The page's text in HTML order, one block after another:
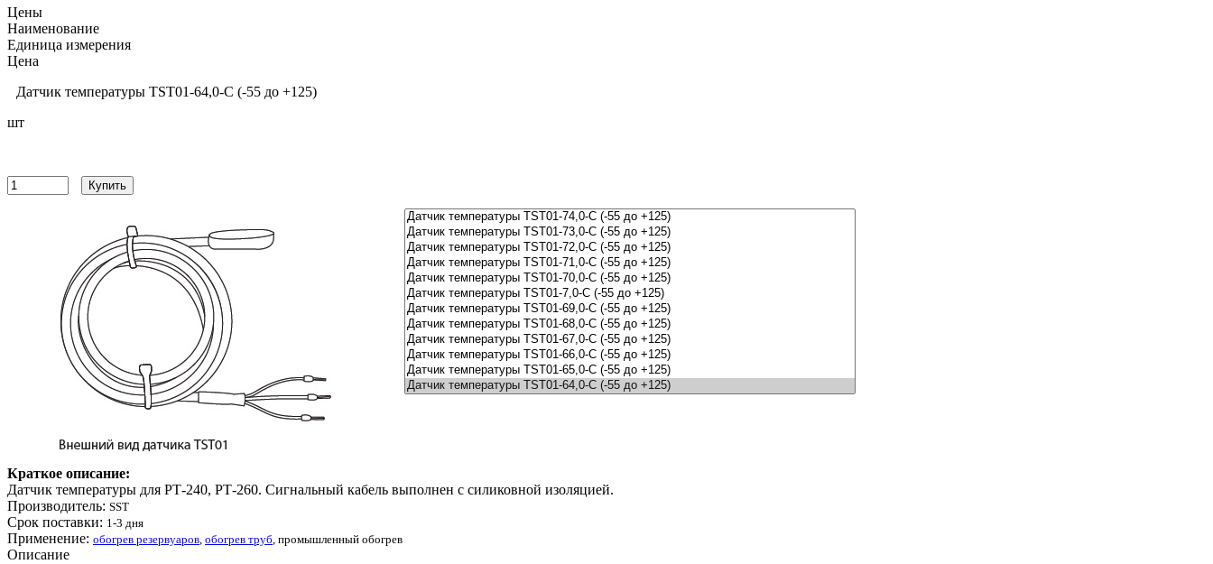
Цены
Наименование
Единица измерения
Цена
Датчик температуры TST01-64,0-С (-55 до +125)
шт
Купить
Краткое описание:
Датчик температуры для РТ-240, РТ-260. Сигнальный кабель выполнен с силиковной изоляцией.
Производитель: SST
Срок поставки: 1-3 дня
Применение: обогрев резервуаров, обогрев труб, промышленный обогрев
Описание